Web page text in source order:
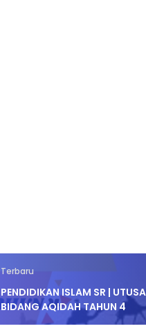
Terbaru
PENDIDIKAN ISLAM SR |
BIDANG AQIDAH TAHUN 4